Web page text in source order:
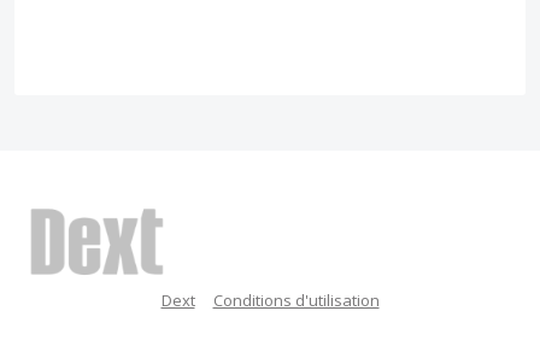
Dext Conditions d'utilisation